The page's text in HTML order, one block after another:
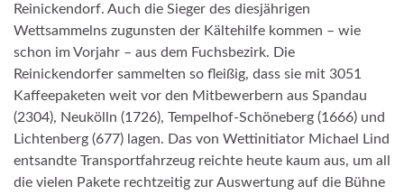
Reinickendorf. Auch die Sieger des diesjährigen
Wettsammelns zugunsten der Kältehilfe kommen – wie
schon im Vorjahr – aus dem Fuchsbezirk. Die
Reinickendorfer sammelten so fleißig, dass sie mit 3051
Kaffeepaketen weit vor den Mitbewerbern aus Spandau
(2304), Neukölln (1726), Tempelhof-Schöneberg (1666) und
Lichtenberg (677) lagen. Das von Wettinitiator Michael Lind
entsandte Transportfahrzeug reichte heute kaum aus, um all
die vielen Pakete rechtzeitig zur Auswertung auf die Bühne